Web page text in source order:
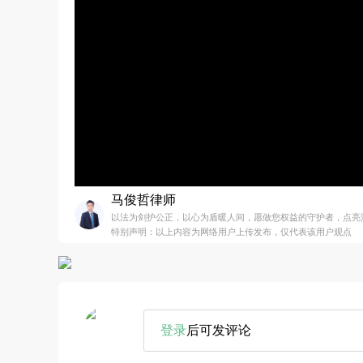
马俊哲律师
以法为剑护公正，以心为盾暖人间，愿做您权益的守护者，点亮
特别声明：以上内容为网络用户上传发布，仅代表该用户观点
登录后可发评论